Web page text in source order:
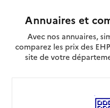
Annuaires et
Avec nos annuaires,
comparez les prix des
site de votre